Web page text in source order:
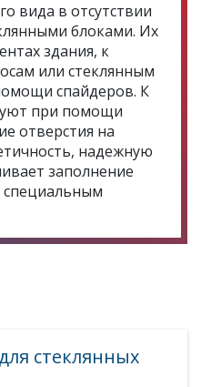
вида в отсутствии
блоками. Их
здания, к
или стеклянным
спайдеров. К
при помощи
отверстия на
надежную
заполнение
стеклянных